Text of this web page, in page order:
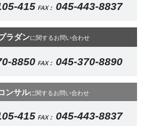
415 FAX： 045-443-8837
ラダンに関するお問い合わせ
8850 FAX： 045-370-8890
ンサルに関するお問い合わせ
415 FAX： 045-443-8837